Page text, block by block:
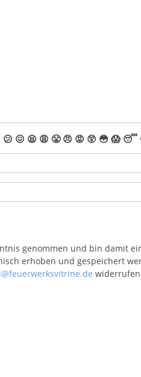
😕 😖 😫 😩 😤 😠 😡 😲 😳 😱 😴
genommen und bin damit
erhoben und gespeichert